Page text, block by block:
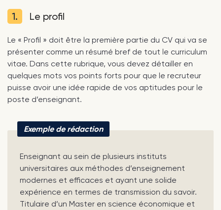
1. Le profil
Le « Profil » doit être la première partie du CV qui va se
présenter comme un résumé bref de tout le curriculum
vitae. Dans cette rubrique, vous devez détailler en
quelques mots vos points forts pour que le recruteur
puisse avoir une idée rapide de vos aptitudes pour le
poste d’enseignant.
Exemple de rédaction
Enseignant au sein de plusieurs instituts
universitaires aux méthodes d’enseignement
modernes et efficaces et ayant une solide
expérience en termes de transmission du savoir.
Titulaire d’un Master en science économique et